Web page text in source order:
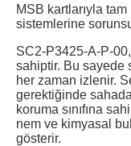
MSB kartlarıyla
sistemlerine
SC2-P3425-A-P-
sahiptir. Bu sayede
her zaman izlenir.
gerektiğinde
koruma sınıfına
nem ve kimyasal
gösterir.